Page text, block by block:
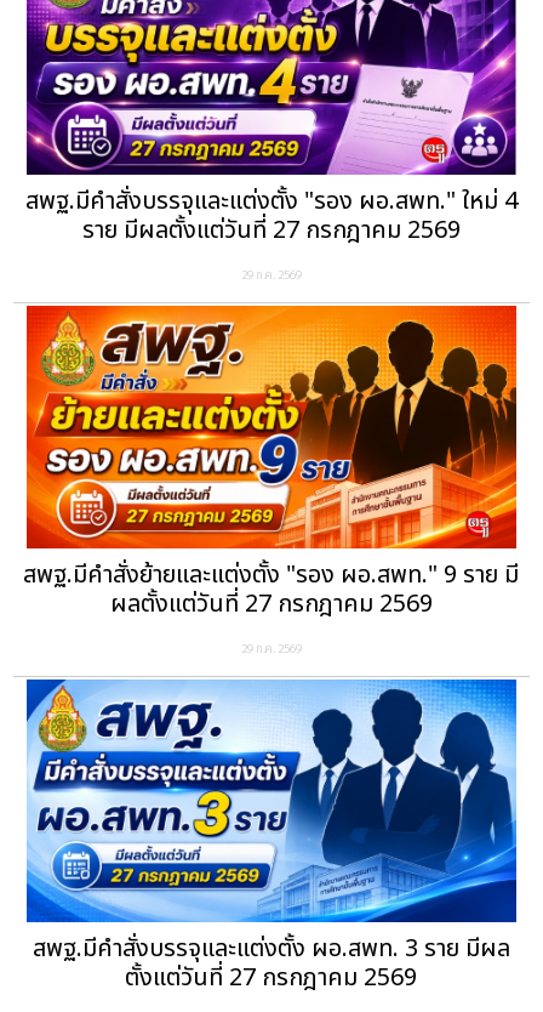
สพฐ.มีคำสั่งบรรจุและแต่งตั้ง "รอง ผอ.สพท." ใหม่ 4
ราย มีผลตั้งแต่วันที่ 27 กรกฎาคม 2569
29 ก.ค. 2569
สพฐ.มีคำสั่งย้ายและแต่งตั้ง "รอง ผอ.สพท." 9 ราย มี
ผลตั้งแต่วันที่ 27 กรกฎาคม 2569
29 ก.ค. 2569
สพฐ.มีคำสั่งบรรจุและแต่งตั้ง ผอ.สพท. 3 ราย มีผล
ตั้งแต่วันที่ 27 กรกฎาคม 2569